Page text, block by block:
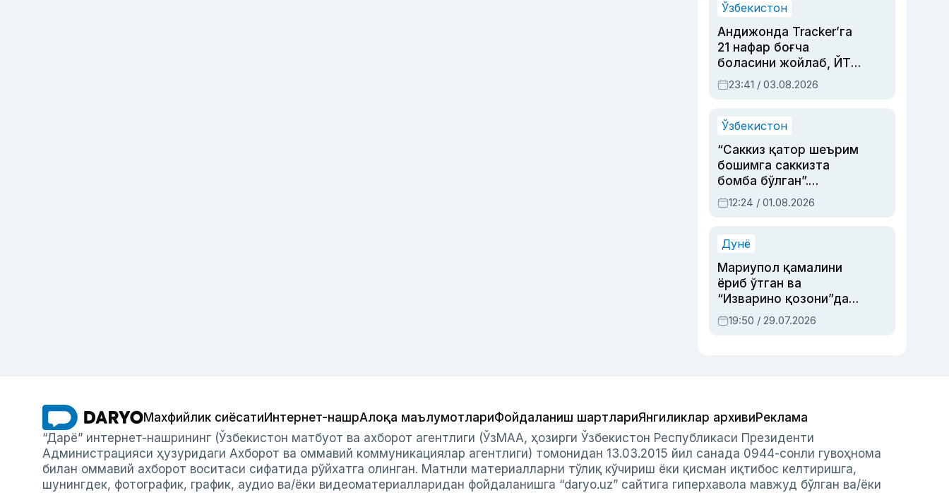
Ўзбекистон
Андижонда Tracker’га
21 нафар боғча
боласини жойлаб, ЙТҲ
содир этган аёлга суд
ҳукми ўқилди
23:41 / 03.08.2026
Ўзбекистон
“Саккиз қатор шеърим
бошимга саккизта
бомба бўлган”.
Абдулла Ориповни
сиёсий айбловлардан
12:24 / 01.08.2026
Дунё
Мариупол қамалини
ёриб ўтган ва
“Изварино қозони”дан
чиққан қаҳрамон —
Украина армияси бош
19:50 / 29.07.2026
Махфийлик сиёсатиИнтернет-нашрАлоқа маълумотлариФойдаланиш шартлариЯнгиликлар архивиРеклама
“Дарё” интернет-нашрининг (Ўзбекистон матбуот ва ахборот агентлиги (ЎзМАА, ҳозирги Ўзбекистон Республикаси Президенти
Администрацияси ҳузуридаги Ахборот ва оммавий коммуникациялар агентлиги) томонидан 13.03.2015 йил санада 0944-сонли гувоҳнома
билан оммавий ахборот воситаси сифатида рўйхатга олинган. Матнли материалларни тўлиқ кўчириш ёки қисман иқтибос келтиришга,
шунингдек, фотографик, график, аудио ва/ёки видеоматериалларидан фойдаланишга “daryo.uz” сайтига гиперхавола мавжуд бўлган ва/ёки